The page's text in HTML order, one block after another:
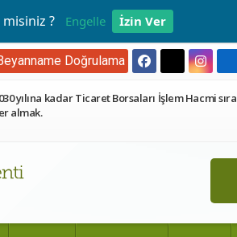
? Engelle İzin Ver
Doğrulama
yılına kadar Ticaret Borsaları İşlem Hacmi
almak.